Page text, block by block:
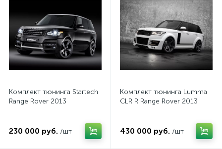
Комплект тюнинга Startech
Range Rover 2013
230 000 руб. /шт
Комплект тюнинга Lumma
CLR R Range Rover 2013
430 000 руб. /шт